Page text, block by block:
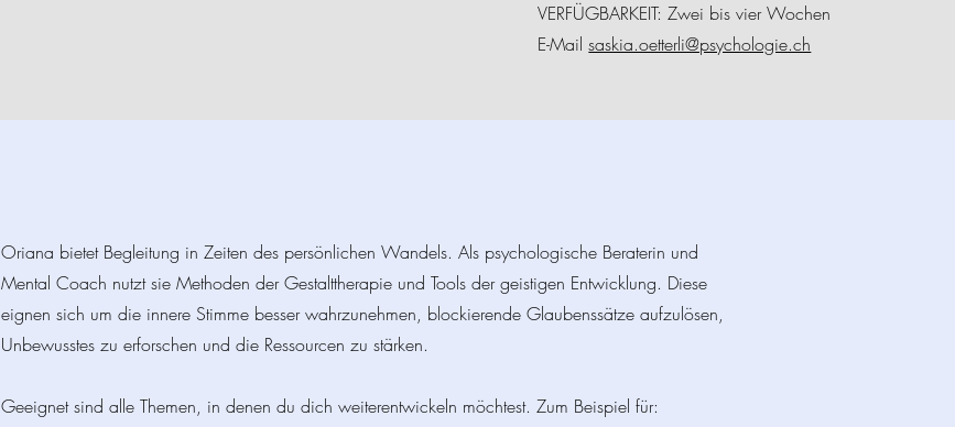
VERFÜGBARKEIT: Zwei bis vier Wochen
E-Mailsaskia.oetterli@psychologie.ch
Oriana bietet Begleitung in Zeiten des persönlichen Wandels. Als psychologische Beraterin und
Mental Coach nutzt sie Methoden der Gestalttherapie und Tools der geistigen Entwicklung. Diese
eignen sich um die innere Stimme besser wahrzunehmen, blockierende Glaubenssätze aufzulösen,
Unbewusstes zu erforschen und die Ressourcen zu stärken.
Geeignet sind alle Themen, in denen du dich weiterentwickeln möchtest. Zum Beispiel für: